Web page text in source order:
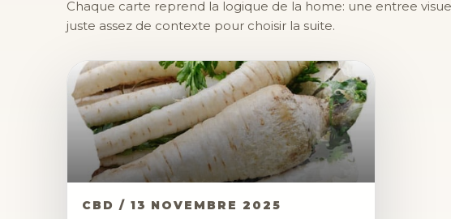
Chaque carte reprend la logique de la home: une entree
juste assez de contexte pour choisir la suite.
CBD / 13 NOVEMBRE 2025